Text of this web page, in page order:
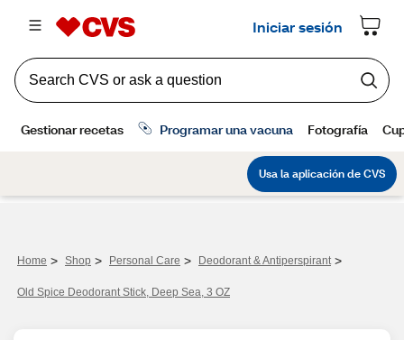
Home > Shop > Personal Care > Deodorant & Antiperspirant >
Old Spice Deodorant Stick, Deep Sea, 3 OZ